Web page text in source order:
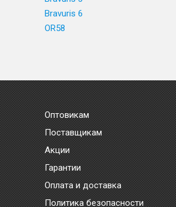
Bravuris 6
OR58
Оптовикам
Поставщикам
Акции
Гарантии
Оплата и доставка
Политика безопасности